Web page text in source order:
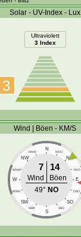
Solar - UV-Index - Lux
Ultraviolett
3 Index
3
Wind | Böen - KM/S
N
NNW NNO
NW NO
WNW ONO
W E
WSW OSO
SW SO
SSW SSO
S
7 14
Wind
Böen
49° NO